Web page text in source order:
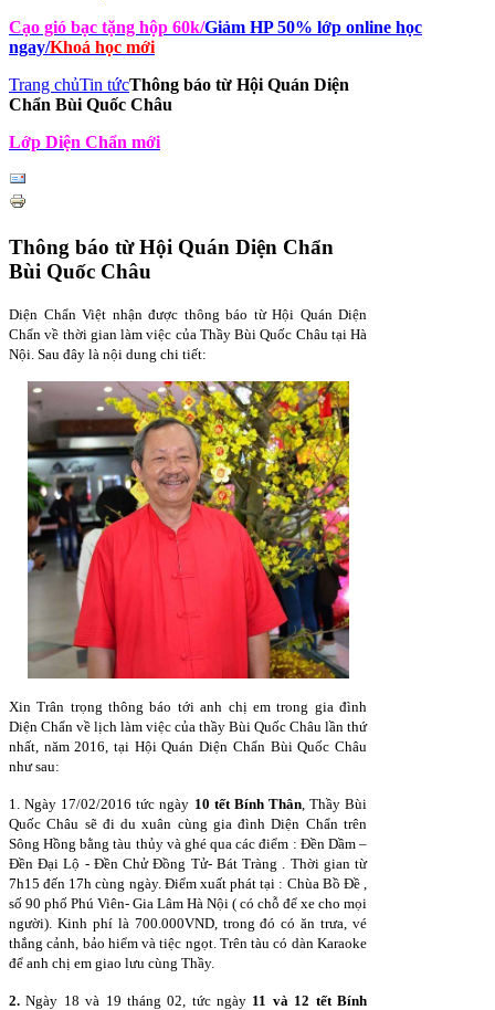
Cạo gió bạc tặng hộp 60k/Giảm HP 50% lớp online học
ngay/Khoá học mới
Trang chủTin tứcThông báo từ Hội Quán Diện
Chẩn Bùi Quốc Châu
Lớp Diện Chẩn mới
Thông báo từ Hội Quán Diện Chẩn
Bùi Quốc Châu
Diện Chẩn Việt nhận được thông báo từ Hội Quán Diện
Chẩn về thời gian làm việc của Thầy Bùi Quốc Châu tại Hà
Nội. Sau đây là nội dung chi tiết:
Xin Trân trọng thông báo tới anh chị em trong gia đình
Diện Chẩn về lịch làm việc của thầy Bùi Quốc Châu lần thứ
nhất, năm 2016, tại Hội Quán Diện Chẩn Bùi Quốc Châu
như sau:
1. Ngày 17/02/2016 tức ngày 10 tết Bính Thân, Thầy Bùi
Quốc Châu sẽ đi du xuân cùng gia đình Diện Chẩn trên
Sông Hồng bằng tàu thủy và ghé qua các điểm : Đền Dầm –
Đền Đại Lộ - Đền Chử Đồng Tử- Bát Tràng . Thời gian từ
7h15 đến 17h cùng ngày. Điểm xuất phát tại : Chùa Bồ Đề ,
số 90 phố Phú Viên- Gia Lâm Hà Nội ( có chỗ để xe cho mọi
người). Kinh phí là 700.000VND, trong đó có ăn trưa, vé
thắng cảnh, bảo hiểm và tiệc ngọt. Trên tàu có dàn Karaoke
để anh chị em giao lưu cùng Thầy.
2. Ngày 18 và 19 tháng 02, tức ngày 11 và 12 tết Bính